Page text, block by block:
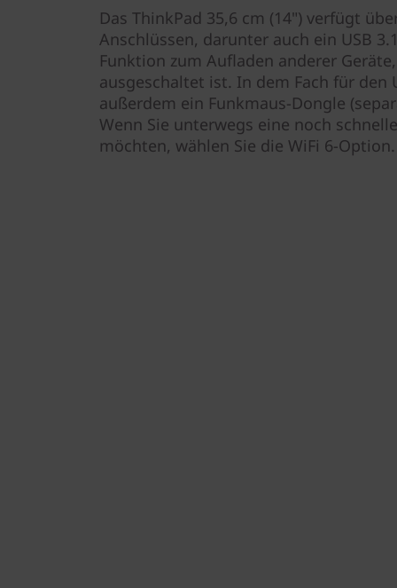
Das ThinkPad 35,6 cm (14") verfügt
Anschlüssen, darunter auch ein USB
Funktion zum Aufladen anderer
ausgeschaltet ist. In dem Fach für den
außerdem ein Funkmaus-Dongle
Wenn Sie unterwegs eine noch
möchten, wählen Sie die WiFi 6-Option.